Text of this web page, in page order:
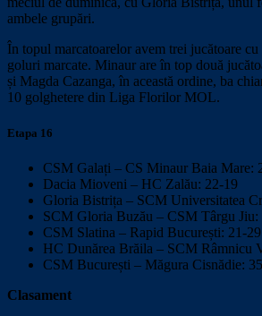
ambele grupări.
În topul marcatoarelor avem trei jucătoare
goluri marcate. Minaur are în top două
și Magda Cazanga, în această ordine, ba
10 golghetere din Liga Florilor MOL.
Etapa 16
CSM Galați – CS Minaur Baia Mare:
Dacia Mioveni – HC Zalău: 22-19
Gloria Bistrița – SCM Universitatea
SCM Gloria Buzău – CSM Târgu Jiu:
CSM Slatina – Rapid București: 21-29
HC Dunărea Brăila – SCM Râmnicu
CSM București – Măgura Cisnădie:
Clasament